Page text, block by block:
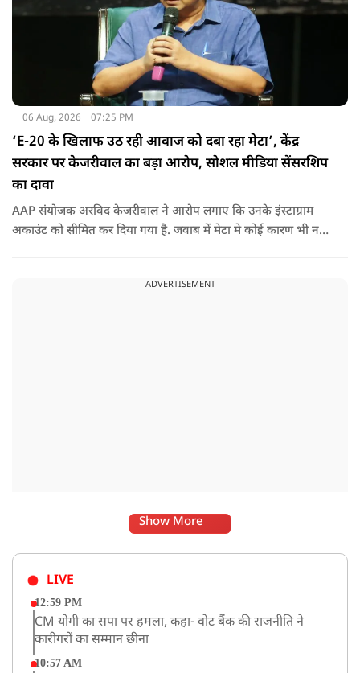
06 Aug, 2026 07:25 PM
‘E-20 के खिलाफ उठ रही आवाज को दबा रहा मेटा’, केंद्र
सरकार पर केजरीवाल का बड़ा आरोप, सोशल मीडिया सेंसरशिप
का दावा
AAP संयोजक अरविद केजरीवाल ने आरोप लगाए कि उनके इंस्टाग्राम
अकाउंट को सीमित कर दिया गया है. जवाब में मेटा मे कोई कारण भी नहीं
ADVERTISEMENT
Show More
LIVE
12:59 PM
CM योगी का सपा पर हमला, कहा- वोट बैंक की राजनीति ने
कारीगरों का सम्मान छीना
10:57 AM